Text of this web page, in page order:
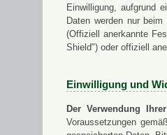
Einwilligung, aufgrund
Daten werden nur
(Offiziell anerkannte
Shield") oder offiziell
Einwilligung und
Der Verwendung
Voraussetzungen